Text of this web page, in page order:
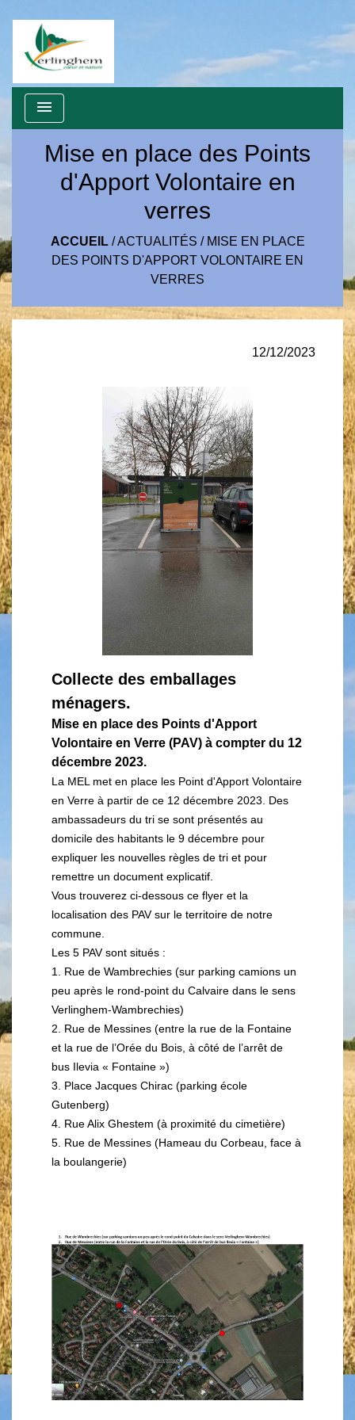
menu
Mise en place des Points
d'Apport Volontaire en
verres
ACCUEIL/ACTUALITÉS / MISE EN PLACE
DES POINTS D'APPORT VOLONTAIRE EN
VERRES
12/12/2023
Collecte des emballages
ménagers.
Mise en place des Points d'Apport
Volontaire en Verre (PAV) à compter du 12
décembre 2023.
La MEL met en place les Point d'Apport Volontaire
en Verre à partir de ce 12 décembre 2023. Des
ambassadeurs du tri se sont présentés au
domicile des habitants le 9 décembre pour
expliquer les nouvelles règles de tri et pour
remettre un document explicatif.
Vous trouverez ci-dessous ce flyer et la
localisation des PAV sur le territoire de notre
commune.
Les 5 PAV sont situés :
1. Rue de Wambrechies (sur parking camions un
peu après le rond-point du Calvaire dans le sens
Verlinghem-Wambrechies)
2. Rue de Messines (entre la rue de la Fontaine
et la rue de l’Orée du Bois, à côté de l’arrêt de
bus Ilevia « Fontaine »)
3. Place Jacques Chirac (parking école
Gutenberg)
4. Rue Alix Ghestem (à proximité du cimetière)
5. Rue de Messines (Hameau du Corbeau, face à
la boulangerie)